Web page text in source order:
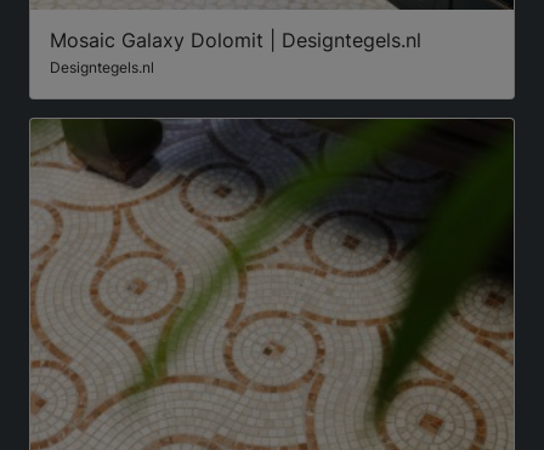
Mosaic Galaxy Dolomit | Designtegels.nl
Designtegels.nl